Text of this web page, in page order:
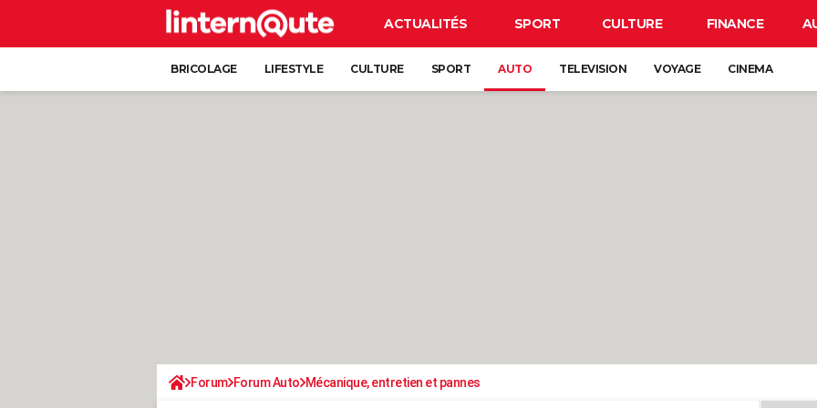
ACTUALITÉS SPORT CULTURE FINANCE
BRICOLAGE LIFESTYLE CULTURE SPORT AUTO TELEVISION VOYAGE CINEMA
Forum Forum Auto Mécanique, entretien et pannes